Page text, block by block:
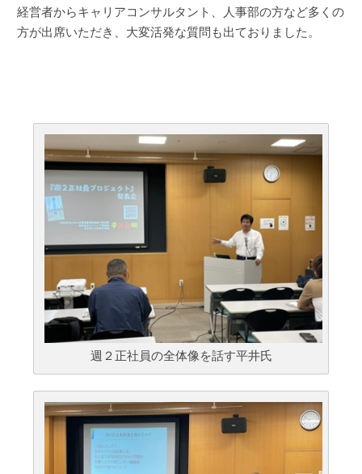
経営者からキャリアコンサルタント、人事部の方など多くの
方が出席いただき、大変活発な質問も出ておりました。
週２正社員の全体像を話す平井氏